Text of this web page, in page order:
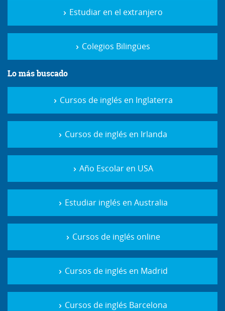
Estudiar en el extranjero
Colegios Bilingües
Lo más buscado
Cursos de inglés en Inglaterra
Cursos de inglés en Irlanda
Año Escolar en USA
Estudiar inglés en Australia
Cursos de inglés online
Cursos de inglés en Madrid
Cursos de inglés Barcelona